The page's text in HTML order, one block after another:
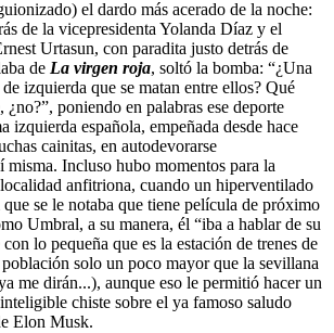
el dardo más acerado de la noche:
de la vicepresidenta Yolanda Díaz y el
Urtasun, con paradita justo detrás de
de La virgen roja, soltó la bomba: “¿Una
izquierda que se matan entre ellos? Qué
¿no?”, poniendo en palabras ese deporte
izquierda española, empeñada desde hace
cainitas, en autodevorarse
misma. Incluso hubo momentos para la
anfitriona, cuando un hiperventilado
se le notaba que tiene película de próximo
Umbral, a su manera, él “iba a hablar de su
lo pequeña que es la estación de trenes de
solo un poco mayor que la sevillana
me dirán...), aunque eso le permitió hacer un
chiste sobre el ya famoso saludo
Elon Musk.